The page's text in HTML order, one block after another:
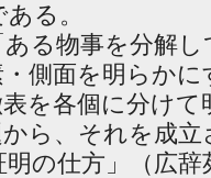
る。
る物事を分解
側面を明らか
を各個に分け
ら、それを成
の仕方」（広